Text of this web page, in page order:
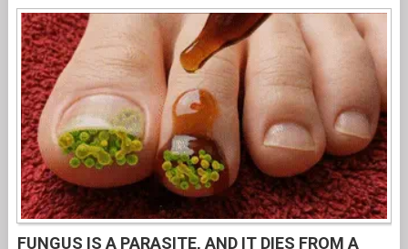
FUNGUS IS A PARASITE, AND IT DIES FROM A